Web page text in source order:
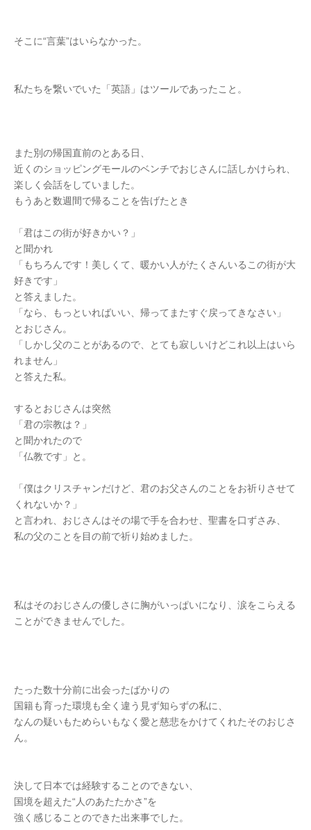
そこに“言葉”はいらなかった。
私たちを繋いでいた「英語」はツールであったこと。
また別の帰国直前のとある日、
近くのショッピングモールのベンチでおじさんに話しかけられ、
楽しく会話をしていました。
もうあと数週間で帰ることを告げたとき
「君はこの街が好きかい？」
と聞かれ
「もちろんです！美しくて、暖かい人がたくさんいるこの街が大
好きです」
と答えました。
「なら、もっといればいい、帰ってまたすぐ戻ってきなさい」
とおじさん。
「しかし父のことがあるので、とても寂しいけどこれ以上はいら
れません」
と答えた私。
するとおじさんは突然
「君の宗教は？」
と聞かれたので
「仏教です」と。
「僕はクリスチャンだけど、君のお父さんのことをお祈りさせて
くれないか？」
と言われ、おじさんはその場で手を合わせ、聖書を口ずさみ、
私の父のことを目の前で祈り始めました。
私はそのおじさんの優しさに胸がいっぱいになり、涙をこらえる
ことができませんでした。
たった数十分前に出会ったばかりの
国籍も育った環境も全く違う見ず知らずの私に、
なんの疑いもためらいもなく愛と慈悲をかけてくれたそのおじさ
ん。
決して日本では経験することのできない、
国境を超えた“人のあたたかさ”を
強く感じることのできた出来事でした。